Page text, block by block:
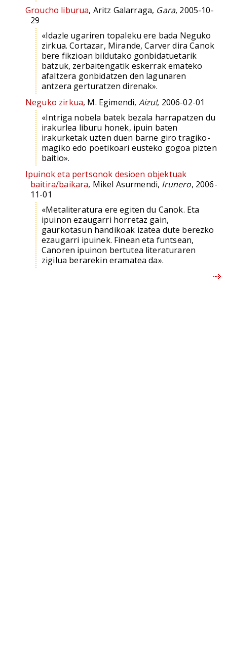
Groucho liburua, Aritz Galarraga, Gara, 2005-10-
29
«Idazle ugariren topaleku ere bada Neguko
zirkua. Cortazar, Mirande, Carver dira Canok
bere fikzioan bildutako gonbidatuetarik
batzuk, zerbaitengatik eskerrak emateko
afaltzera gonbidatzen den lagunaren
antzera gerturatzen direnak».
Neguko zirkua, M. Egimendi, Aizu!, 2006-02-01
«Intriga nobela batek bezala harrapatzen du
irakurlea liburu honek, ipuin baten
irakurketak uzten duen barne giro tragiko-
magiko edo poetikoari eusteko gogoa pizten
baitio».
Ipuinok eta pertsonok desioen objektuak
baitira/baikara, Mikel Asurmendi, Irunero, 2006-
11-01
«Metaliteratura ere egiten du Canok. Eta
ipuinon ezaugarri horretaz gain,
gaurkotasun handikoak izatea dute berezko
ezaugarri ipuinek. Finean eta funtsean,
Canoren ipuinon bertutea literaturaren
zigilua berarekin eramatea da».